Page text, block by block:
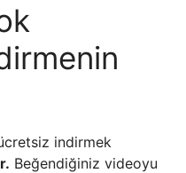
indirmek
Beğendiğiniz videoyu